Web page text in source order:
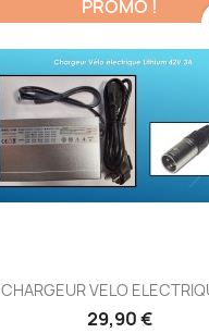
CHARGEUR VELO
29,90 €
PROMO !